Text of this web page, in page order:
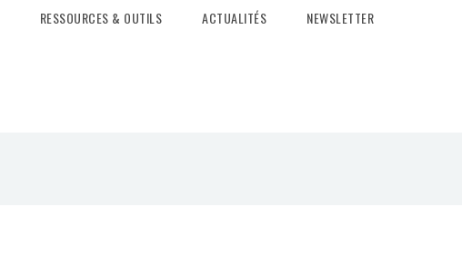
RESSOURCES & OUTILS ACTUALITÉS NEWSLETTER